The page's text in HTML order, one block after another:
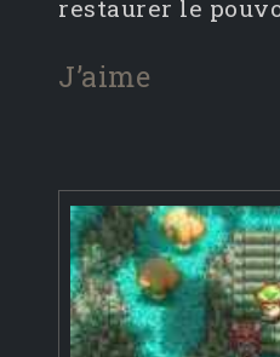
restaurer le
J’aime